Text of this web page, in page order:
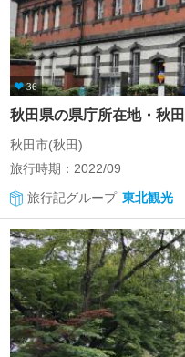
36
秋田県の県庁所在地・秋
秋田市(秋田)
旅行時期：2022/09
旅行記グループ 東北観光